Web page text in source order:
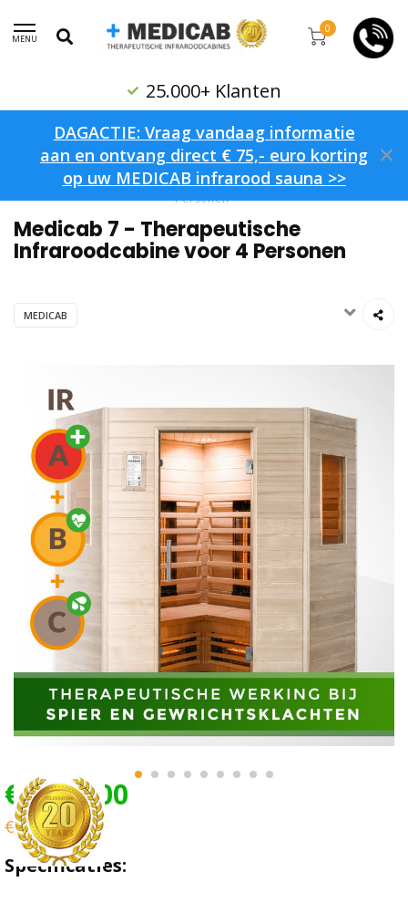
MENU
0
25.000+ Klanten
DAGACTIE: Vraag vandaag informatie
aan en ontvang direct € 75,- euro korting
op uw MEDICAB infrarood sauna >>
Home / Medicab 7 - Therapeutische Infraroodcabine voor 4
Personen
Medicab 7 - Therapeutische
Infraroodcabine voor 4 Personen
MEDICAB
€1.999,00
€2.599,00
Specificaties: